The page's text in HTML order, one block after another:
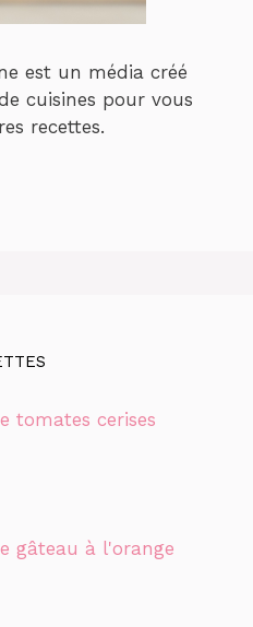
est un média créé
cuisines pour vous
recettes.
tomates cerises
gâteau à l'orange